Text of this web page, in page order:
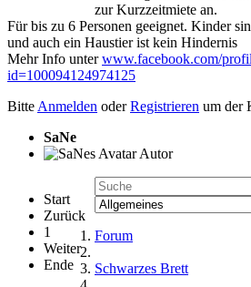
zur Kurzzeitmiete an.
Für bis zu 6 Personen geeignet. Kinder
und auch ein Haustier ist kein Hindernis
Mehr Info unterwww.facebook.com/
id=100094124974125
Bitte Anmelden oderRegistrieren um der
SaNe
Autor
Start
Zurück
1
Weiter
Ende
Forum
Schwarzes Brett